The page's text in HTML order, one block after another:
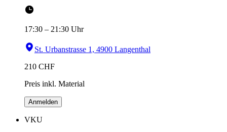
17:30 – 21:30 Uhr
St. Urbanstrasse 1, 4900 Langenthal
210 CHF
Preis inkl. Material
Anmelden
VKU